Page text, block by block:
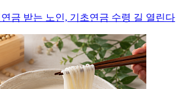
금 받는 노인, 기초연금 수령 길 열린다